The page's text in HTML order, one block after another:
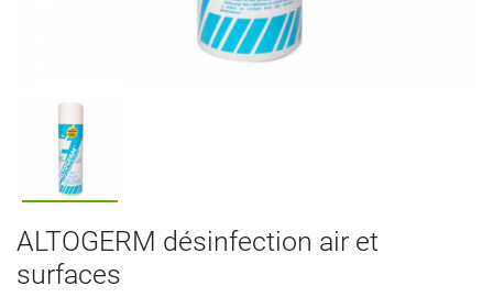
ALTOGERM désinfection air et
surfaces